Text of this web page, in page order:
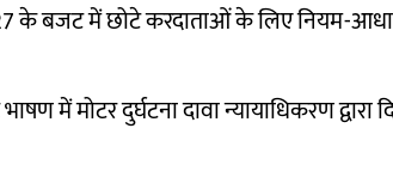
के बजट में छोटे करदाताओं के लिए नियम-
में मोटर दुर्घटना दावा न्यायाधिकरण